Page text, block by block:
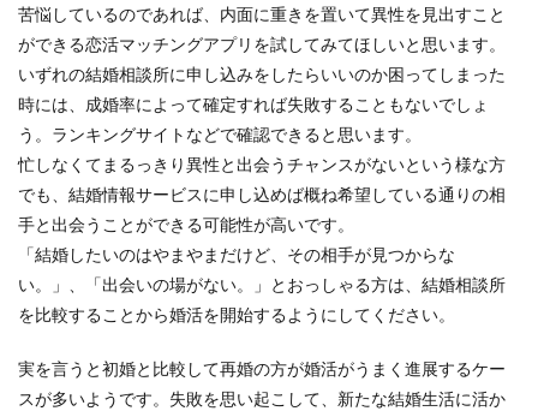
苦悩しているのであれば、内面に重きを置いて異性を見出すこと
ができる恋活マッチングアプリを試してみてほしいと思います。
いずれの結婚相談所に申し込みをしたらいいのか困ってしまった
時には、成婚率によって確定すれば失敗することもないでしょ
う。ランキングサイトなどで確認できると思います。
忙しなくてまるっきり異性と出会うチャンスがないという様な方
でも、結婚情報サービスに申し込めば概ね希望している通りの相
手と出会うことができる可能性が高いです。
「結婚したいのはやまやまだけど、その相手が見つからな
い。」、「出会いの場がない。」とおっしゃる方は、結婚相談所
を比較することから婚活を開始するようにしてください。
実を言うと初婚と比較して再婚の方が婚活がうまく進展するケー
スが多いようです。失敗を思い起こして、新たな結婚生活に活か